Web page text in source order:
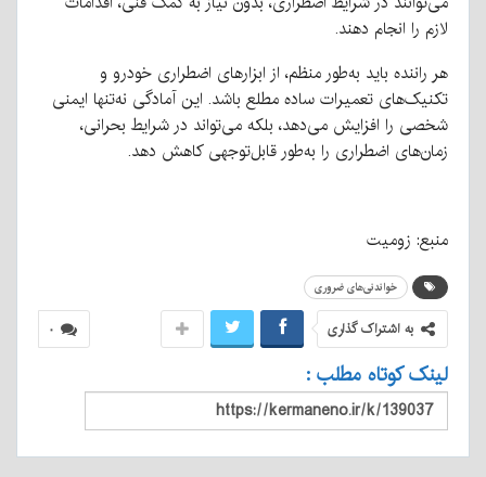
لازم را انجام دهند.
هر راننده باید به‌طور منظم، از ابزارهای اضطراری خودرو و
تکنیک‌های تعمیرات ساده مطلع باشد. این آمادگی نه‌تنها ایمنی
شخصی را افزایش می‌دهد، بلکه می‌تواند در شرایط بحرانی،
زمان‌های اضطراری را به‌طور قابل‌توجهی کاهش دهد.
منبع: زومیت
خواندنی‌های ضروری
۰ به اشتراک گذاری
لینک کوتاه مطلب :